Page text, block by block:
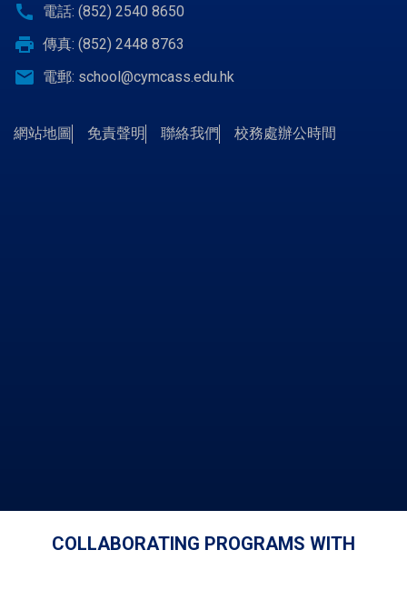
call 電話: (852) 2540 8650
print 傳真: (852) 2448 8763
email 電郵: school@cymcass.edu.hk
網站地圖 免責聲明 聯絡我們 校務處辦公時間
COLLABORATING PROGRAMS WITH